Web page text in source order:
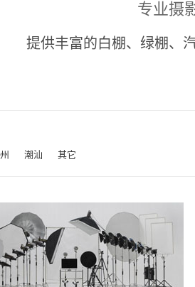
专业摄
提供丰富的白棚、绿棚、
潮汕 其它